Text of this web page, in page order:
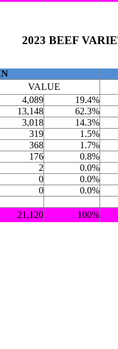
2023 BEEF
VALUE
4,089 19.4%
13,148 62.3%
3,018 14.3%
319 1.5%
368 1.7%
176 0.8%
2 0.0%
0 0.0%
0 0.0%
21,120 100%